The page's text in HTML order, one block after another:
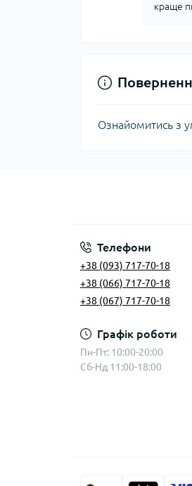
краще
Ознайомитись з
Телефони
+38 (093) 717-70-18
+38 (066) 717-70-18
+38 (067) 717-70-18
Графік роботи
Пн-Пт: 10:00-20:00
Сб-Нд 11:00-18:00